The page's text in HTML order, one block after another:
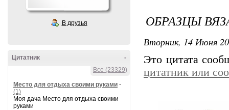
В друзья
-
Цитатник
Все (23329)
Место для отдыха своими руками -
(1)
Моя дача Место для отдыха своими
руками
ОБРАЗЦЫ
Вторник, 14 Июня
Это цитата
цитатник или